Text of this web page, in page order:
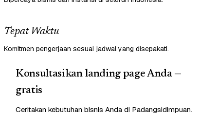
Tepat Waktu
Komitmen pengerjaan sesuai jadwal yang disepakati.
Konsultasikan landing page Anda —
gratis
Ceritakan kebutuhan bisnis Anda di Padangsidimpuan.